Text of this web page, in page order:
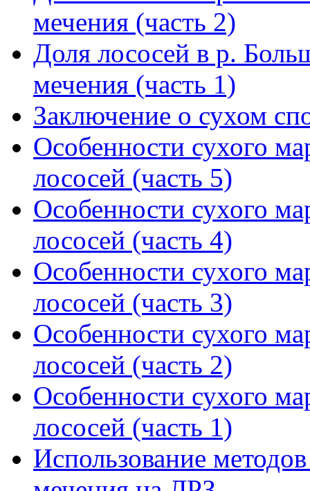
мечения (часть 2)
Доля лососей в р.
мечения (часть 1)
Заключение о сухом
Особенности сухого
лососей (часть 5)
Особенности сухого
лососей (часть 4)
Особенности сухого
лососей (часть 3)
Особенности сухого
лососей (часть 2)
Особенности сухого
лососей (часть 1)
Использование